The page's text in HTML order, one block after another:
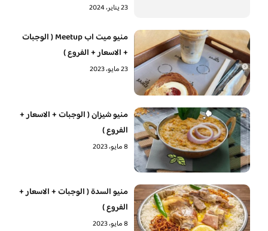
23 يناير، 2024
منيو ميت اب Meetup ( الوجبات
+ الاسعار + الفروع )
23 مايو، 2023
منيو شيزان ( الوجبات + الاسعار +
الفروع )
8 مايو، 2023
منيو السدة ( الوجبات + الاسعار +
الفروع )
8 مايو، 2023